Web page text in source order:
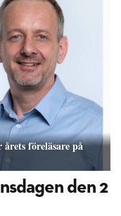
föreläsare på
den 2